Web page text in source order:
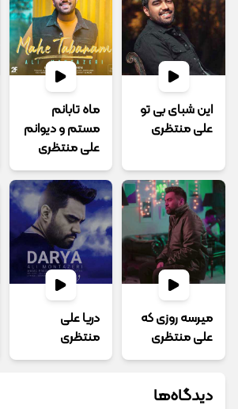
این شبای بی تو
علی منتظری
ﻣﺎه ﺗﺎﺑﺎﻧﻢ
ﻣﺴﺘﻢ و دﻳﻮاﻧﻢ
علی منتظری
میرسه روزی که
علی منتظری
دریا علی
منتظری
دیدگاه‌ها